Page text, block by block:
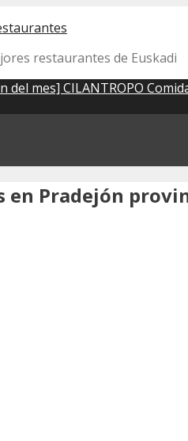
restaurantes de Euskadi
del mes] CILANTROPO
en Pradejón